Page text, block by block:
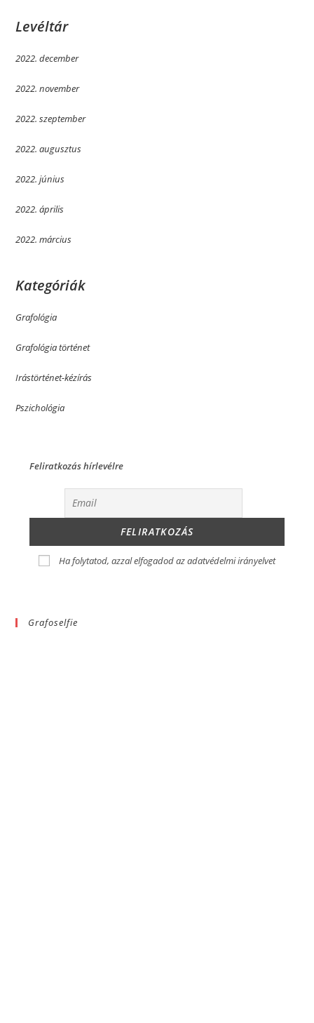
Levéltár
2022. december
2022. november
2022. szeptember
2022. augusztus
2022. június
2022. április
2022. március
Kategóriák
Grafológia
Grafológia történet
Irástörténet-kézírás
Pszichológia
Feliratkozás hírlevélre
Ha folytatod, azzal elfogadod az adatvédelmi irányelvet
Grafoselfie